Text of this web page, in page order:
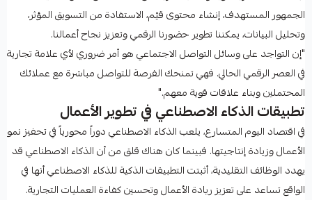
الجمهور المستهدف، إنشاء محتوى قيّم، الاستفادة من التسويق المؤثر،
وتحليل البيانات، يمكننا تطوير حضورنا الرقمي وتعزيز نجاح أعمالنا.
"إن التواجد على وسائل التواصل الاجتماعي هو أمر ضروري لأي علامة تجارية
في العصر الرقمي الحالي. فهي تمنحك الفرصة للتواصل مباشرة مع عملائك
المحتملين وبناء علاقات قوية معهم."
تطبيقات الذكاء الاصطناعي في تطوير الأعمال
في اقتصاد اليوم المتسارع، يلعب الذكاء الاصطناعي دوراً محورياً في تحفيز نمو
الأعمال وزيادة إنتاجيتها. فبينما كان هناك قلق من أن الذكاء الاصطناعي قد
يهدد الوظائف التقليدية، أثبتت التطبيقات الذكية للذكاء الاصطناعي أنها في
الواقع تساعد على تعزيز ريادة الأعمال وتحسين كفاءة العمليات التجارية.